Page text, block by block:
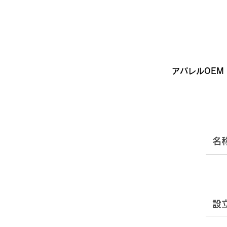
アパレルOEM
名
設